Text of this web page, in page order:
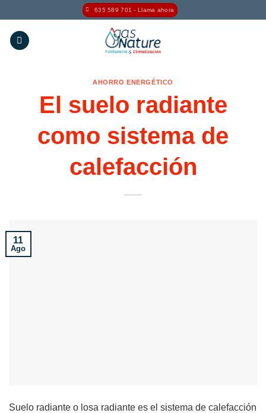
al
contenido
635 589 701 - Llama ahora
AHORRO ENERGÉTICO
El suelo radiante
como sistema de
calefacción
11
Ago
Suelo radiante o losa radiante es el sistema de calefacción